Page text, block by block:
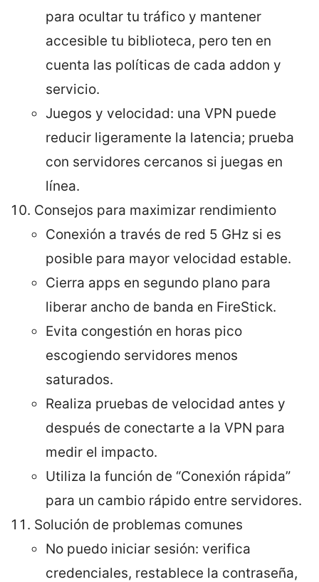
para ocultar tu tráfico y mantener
accesible tu biblioteca, pero ten en
cuenta las políticas de cada addon y
servicio.
Juegos y velocidad: una VPN puede
reducir ligeramente la latencia; prueba
con servidores cercanos si juegas en
línea.
Consejos para maximizar rendimiento
Conexión a través de red 5 GHz si es
posible para mayor velocidad estable.
Cierra apps en segundo plano para
liberar ancho de banda en FireStick.
Evita congestión en horas pico
escogiendo servidores menos
saturados.
Realiza pruebas de velocidad antes y
después de conectarte a la VPN para
medir el impacto.
Utiliza la función de “Conexión rápida”
para un cambio rápido entre servidores.
Solución de problemas comunes
No puedo iniciar sesión: verifica
credenciales, restablece la contraseña,